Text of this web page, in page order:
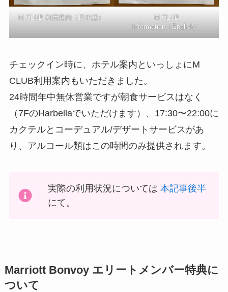
M CLUB 利用案内（日本語）
M CLUB
Information（English）
チェックイン時に、ホテル案内といっしょにM
CLUB利用案内もいただきました。
24時間年中無休営業ですが朝食サービスはなく
（7FのHarbellaでいただけます）、17:30〜22:00に
カクテルとコーデュアル/デザートサービスがあ
り、アルコール類はこの時間のみ提供されます。
実際の利用状況については本記事後半
にて。
Marriott Bonvoy エリートメンバー特典に
ついて